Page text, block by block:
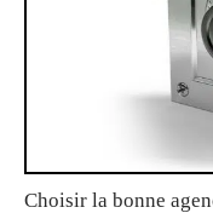
Choisir la bonne